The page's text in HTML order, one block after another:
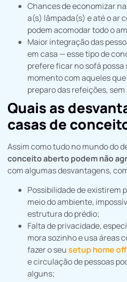
Chances de economizar
a(s) lâmpada(s) e até o ar
podem acomodar todo o
Maior integração das
em casa — esse tipo de
prefere ficar no sofá
momento com aqueles
preparo das refeições,
Quais as
casas de
Assim como tudo no mundo do
conceito aberto podem não
com algumas desvantagens,
Possibilidade de existirem
meio do ambiente,
estrutura do prédio;
Falta de privacidade,
mora sozinho e usa áreas
fazer o seusetup home
e circulação de pessoas
alguns;